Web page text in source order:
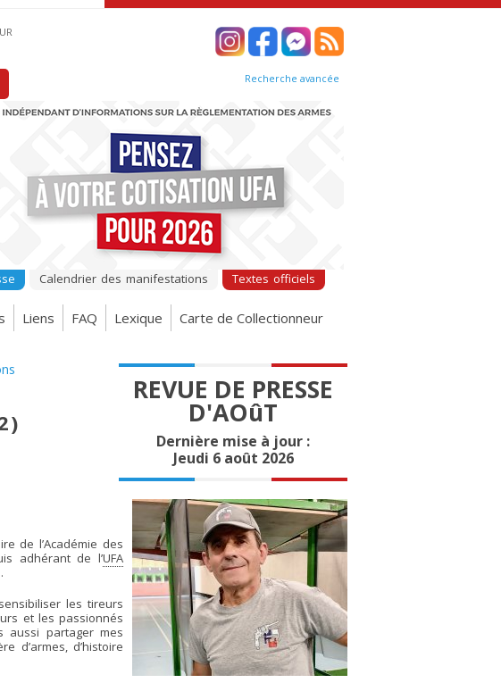
Recherche avancée
Calendrier des manifestations Textes officiels
Liens FAQ Lexique Carte de Collectionneur
REVUE DE PRESSE
D'AOûT
Dernière mise à jour :
Jeudi 6 août 2026
de l’Académie des
adhérant de l’UFA
les tireurs
et les passionnés
aussi partager mes
d’armes, d’histoire